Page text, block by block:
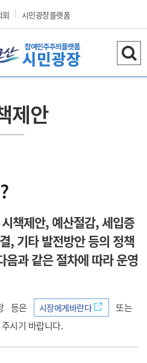
회 시민광장플랫폼
검
색
제안
책제안, 예산절감, 세입증
, 기타 발전방안 등의 정책
음과 같은 절차에 따라 운영
등은 시장에게바란다 또는
시기 바랍니다.